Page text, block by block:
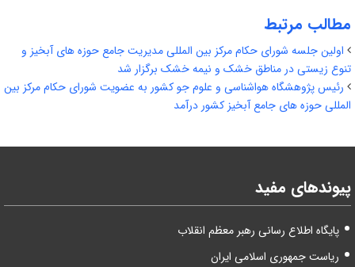
مطالب مرتبط
اولین جلسه شورای حکام مرکز بین المللی مدیریت جامع حوزه های آبخیز و
تنوع زیستی در مناطق خشک و نیمه خشک برگزار شد
رئیس پژوهشگاه هواشناسی و علوم جو کشور به عضویت شورای حکام مرکز بین
المللی حوزه های جامع آبخیز کشور درآمد
پیوندهای مفید
پایگاه اطلاع رسانی رهبر معظم انقلاب
ریاست جمهوری اسلامی ایران